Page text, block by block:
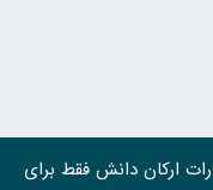
ارکان دانش فقط برای